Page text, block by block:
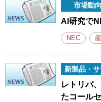
市場動向
AI研究で
NEC
新製品・
レトリバ
たコール